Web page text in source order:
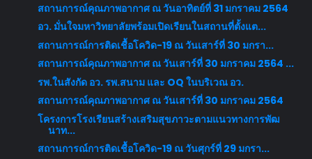
สถานการณ์คุณภาพอากาศ ณ วันอาทิตย์ที่ 31 มกราคม 2564
อว. มั่นใจมหาวิทยาลัยพร้อมเปิดเรียนในสถานที่ตั้งแต...
สถานการณ์การติดเชื้อโควิด-19 ณ วันเสาร์ที่ 30 มกรา...
สถานการณ์คุณภาพอากาศ ณ วันเสาร์ที่ 30 มกราคม 2564 ...
รพ.ในสังกัด อว. รพ.สนาม และ OQ ในบริเวณ อว.
สถานการณ์คุณภาพอากาศ ณ วันเสาร์ที่ 30 มกราคม 2564
โครงการโรงเรียนสร้างเสริมสุขภาวะตามแนวทางการพัฒ
นาท...
สถานการณ์การติดเชื้อโควิด-19 ณ วันศุกร์ที่ 29 มกรา...